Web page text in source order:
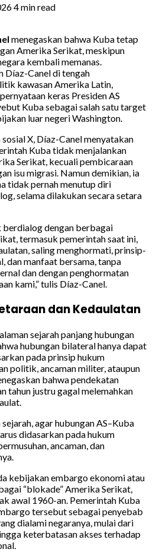
4 min read
menegaskan bahwa Kuba tetap
Amerika Serikat, meskipun
kembali memanas.
Díaz-Canel di tengah
kawasan Amerika Latin,
keras Presiden AS
Kuba sebagai salah satu target
luar negeri Washington.
X, Díaz-Canel menyatakan
Kuba tidak menjalankan
Serikat, kecuali pembicaraan
isu migrasi. Namun demikian, ia
tidak pernah menutup diri
selama dilakukan secara setara
dengan berbagai
termasuk pemerintah saat ini,
saling menghormati, prinsip-
dan manfaat bersama, tanpa
dan dengan penghormatan
kami,” tulis Díaz-Canel.
dan Kedaulatan
sejarah panjang hubungan
hubungan bilateral hanya dapat
pada prinsip hukum
politik, ancaman militer, ataupun
bahwa pendekatan
tahun justru gagal melemahkan
agar hubungan AS–Kuba
didasarkan pada hukum
ancaman, dan
kebijakan embargo ekonomi atau
“blokade” Amerika Serikat,
awal 1960-an. Pemerintah Kuba
tersebut sebagai penyebab
dialami negaranya, mulai dari
keterbatasan akses terhadap